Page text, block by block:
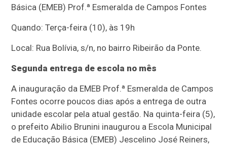
Básica (EMEB) Prof.ª Esmeralda de Campos Fontes
Quando: Terça-feira (10), às 19h
Local: Rua Bolívia, s/n, no bairro Ribeirão da Ponte.
Segunda entrega de escola no mês
A inauguração da EMEB Prof.ª Esmeralda de Campos
Fontes ocorre poucos dias após a entrega de outra
unidade escolar pela atual gestão. Na quinta-feira (5),
o prefeito Abilio Brunini inaugurou a Escola Municipal
de Educação Básica (EMEB) Jescelino José Reiners,